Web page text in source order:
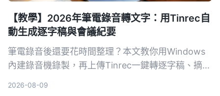
【教學】2026年筆電錄音轉文字：用Tinrec自
動生成逐字稿與會議紀要
筆電錄音後還要花時間整理？本文教你用Windows
內建錄音機錄製，再上傳Tinrec一鍵轉逐字稿、摘要
2026-08-09